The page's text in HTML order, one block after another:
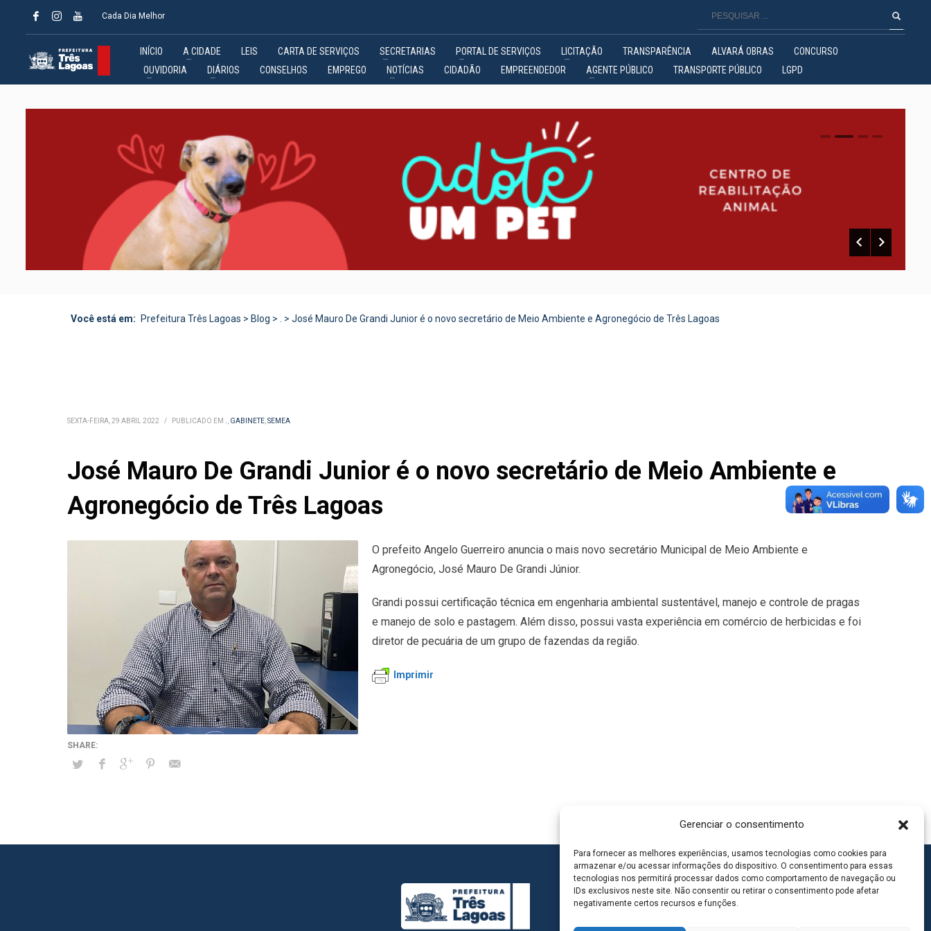
Gerenciar o consentimento
Para fornecer as melhores experiências, usamos tecnologias como cookies para
armazenar e/ou acessar informações do dispositivo. O consentimento para essas
tecnologias nos permitirá processar dados como comportamento de navegação ou
IDs exclusivos neste site. Não consentir ou retirar o consentimento pode afetar
negativamente certos recursos e funções.
Cada Dia Melhor
INÍCIO A CIDADE LEIS CARTA DE SERVIÇOS SECRETARIAS PORTAL DE SERVIÇOS LICITAÇÃO TRANSPARÊNCIA ALVARÁ OBRAS
CONCURSO
OUVIDORIA
DIÁRIOS CONSELHOS EMPREGO NOTÍCIAS CIDADÃO EMPREENDEDOR AGENTE PÚBLICO TRANSPORTE PÚBLICO LGPD
0 1 2
Você está em: Prefeitura Três Lagoas > Blog > . > José Mauro De Grandi Junior é o novo secretário de Meio Ambiente e Agronegócio de Três Lagoas
SEXTA-FEIRA, 29 ABRIL 2022 / PUBLICADO EM ., GABINETE,SEMEA
José Mauro De Grandi Junior é o novo secretário de Meio Ambiente e
Agronegócio de Três Lagoas
O prefeito Angelo Guerreiro anuncia o mais novo secretário Municipal de Meio Ambiente e
Agronegócio, José Mauro De Grandi Júnior.
Grandi possui certificação técnica em engenharia ambiental sustentável, manejo e controle de pragas
e manejo de solo e pastagem. Além disso, possui vasta experiência em comércio de herbicidas e foi
diretor de pecuária de um grupo de fazendas da região.
Imprimir